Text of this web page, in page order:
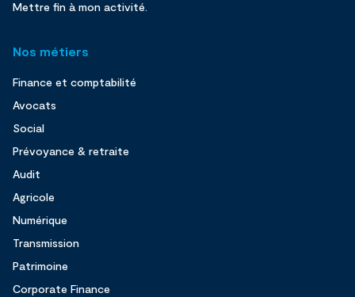
Mettre fin à mon activité.
Nos métiers
Finance et comptabilité
Avocats
Social
Prévoyance & retraite
Audit
Agricole
Numérique
Transmission
Patrimoine
Corporate Finance